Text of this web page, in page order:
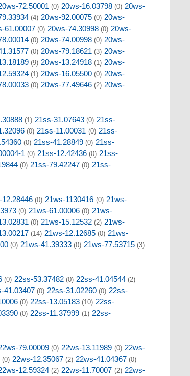
72.50001 (0) 20ws-16.03798 (0) 20ws-
(4) 20ws-92.00075 (0) 20ws-
61.00007 (0) 20ws-74.30998 (0) 20ws-
(0) 20ws-74.00998 (0) 20ws-
(0) 20ws-79.18621 (3) 20ws-
(9) 20ws-13.24918 (1) 20ws-
(1) 20ws-16.05500 (0) 20ws-
(0) 20ws-77.49646 (2) 20ws-
(1) 21ss-31.07643 (0) 21ss-
(0) 21ss-11.00031 (0) 21ss-
(0) 21ss-41.28849 (0) 21ss-
1 (0) 21ss-12.42436 (0) 21ss-
(0) 21ss-79.42247 (0) 21ss-
12.28446 (0) 21ws-1130416 (0) 21ws-
(0) 21ws-61.00006 (0) 21ws-
(0) 21ws-15.12532 (2) 21ws-
(14) 21ws-12.12685 (0) 21ws-
(0) 21ws-41.39333 (0) 21ws-77.53715 (3)
(0) 22ss-53.37482 (0) 22ss-41.04544 (2)
41.03407 (0) 22ss-31.02260 (0) 22ss-
(0) 22ss-13.05183 (10) 22ss-
(0) 22ss-11.37999 (1) 22ss-
79.00009 (0) 22ws-13.11989 (0) 22ws-
(0) 22ws-12.35067 (2) 22ws-41.04367 (0)
12.59324 (2) 22ws-11.70007 (2) 22ws-